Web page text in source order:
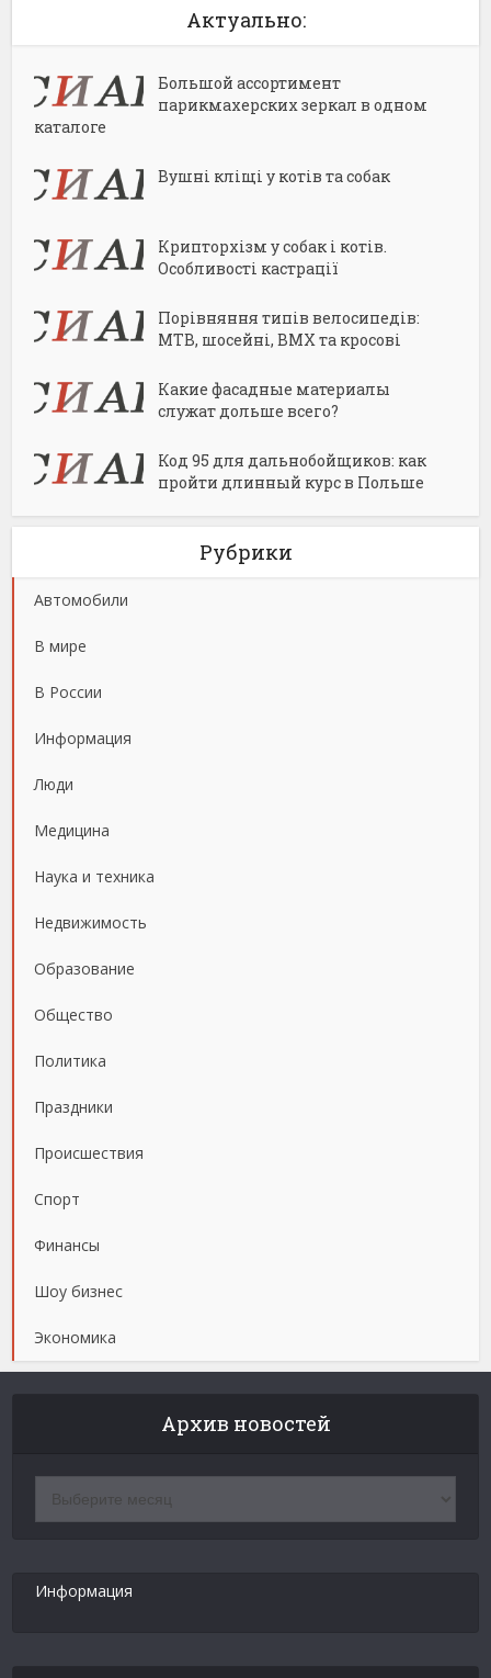
Актуально:
Большой ассортимент
парикмахерских зеркал в одном
каталоге
Вушні кліщі у котів та собак
Крипторхізм у собак і котів.
Особливості кастрації
Порівняння типів велосипедів:
MTB, шосейні, BMX та кросові
Какие фасадные материалы
служат дольше всего?
Код 95 для дальнобойщиков: как
пройти длинный курс в Польше
Рубрики
Автомобили
В мире
В России
Информация
Люди
Медицина
Наука и техника
Недвижимость
Образование
Общество
Политика
Праздники
Происшествия
Спорт
Финансы
Шоу бизнес
Экономика
Архив новостей
новостей
Информация